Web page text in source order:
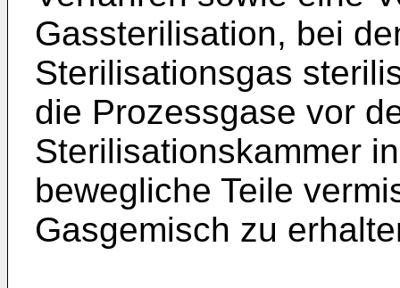
Gassterilisation, bei
Sterilisationsgas
die Prozessgase vor
Sterilisationskammer
bewegliche Teile
Gasgemisch zu